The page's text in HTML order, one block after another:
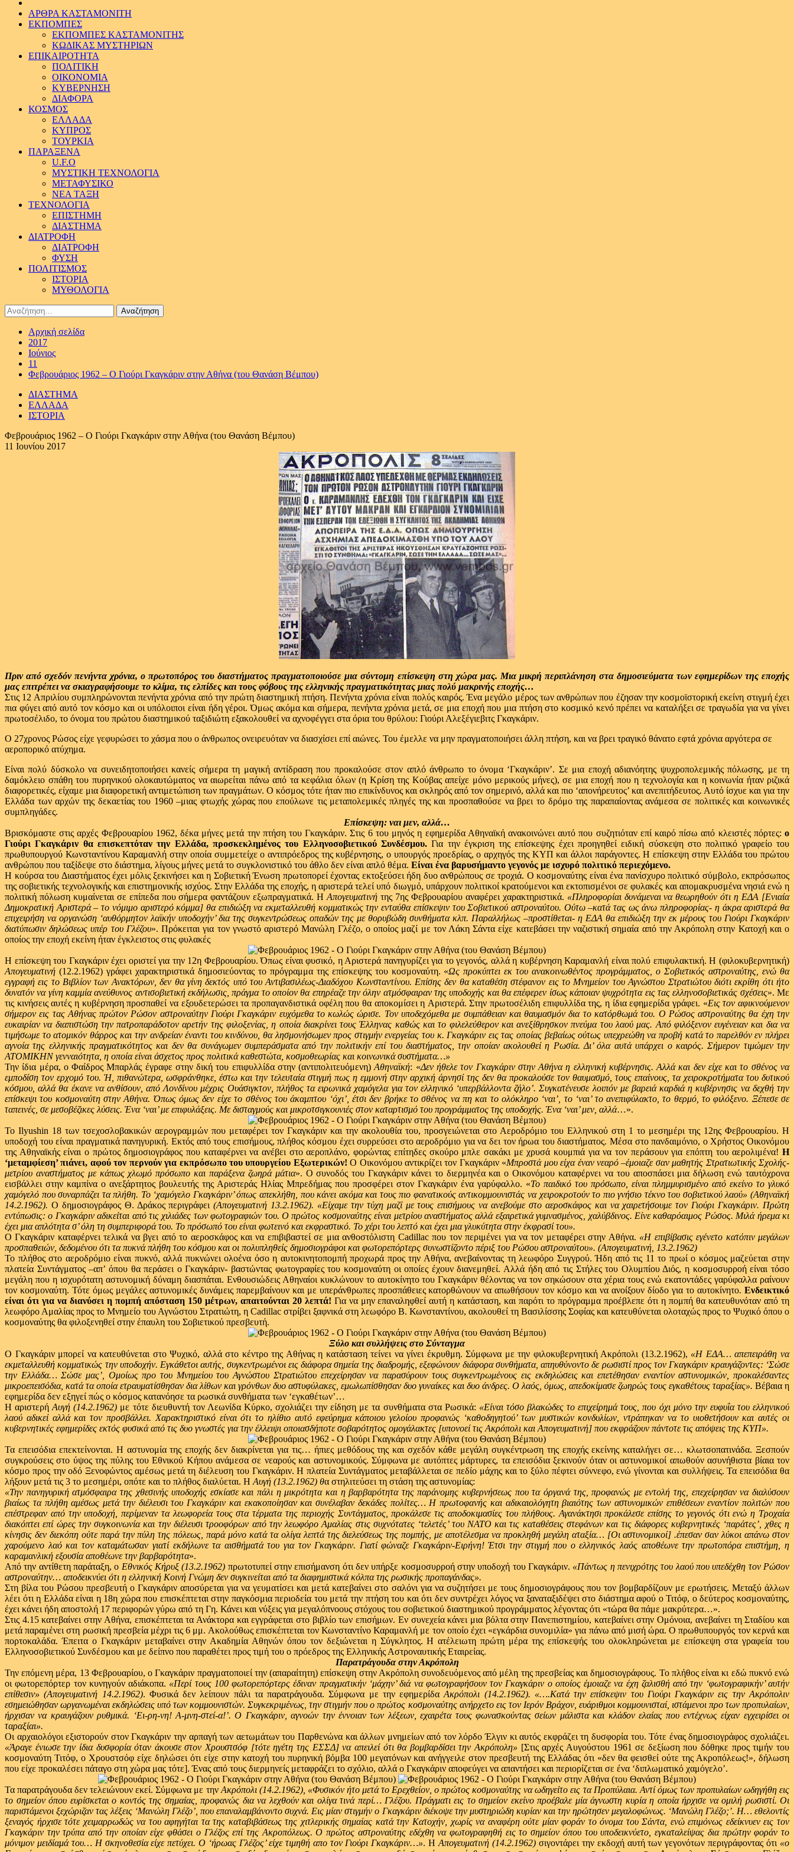
ΑΡΘΡΑ ΚΑΣΤΑΜΟΝΙΤΗ
ΕΚΠΟΜΠΕΣ
ΕΚΠΟΜΠΕΣ ΚΑΣΤΑΜΟΝΙΤΗΣ
ΚΩΔΙΚΑΣ ΜΥΣΤΗΡΙΩΝ
ΕΠΙΚΑΙΡΟΤΗΤΑ
ΠΟΛΙΤΙΚΗ
ΟΙΚΟΝΟΜΙΑ
ΚΥΒΕΡΝΗΣΗ
ΔΙΑΦΟΡΑ
ΚΟΣΜΟΣ
ΕΛΛΑΔΑ
ΚΥΠΡΟΣ
ΤΟΥΡΚΙΑ
ΠΑΡΑΞΕΝΑ
U.F.O
ΜΥΣΤΙΚΗ ΤΕΧΝΟΛΟΓΙΑ
ΜΕΤΑΦΥΣΙΚΟ
ΝΕΑ ΤΑΞΗ
ΤΕΧΝΟΛΟΓΙΑ
ΕΠΙΣΤΗΜΗ
ΔΙΑΣΤΗΜΑ
ΔΙΑΤΡΟΦΗ
ΔΙΑΤΡΟΦΗ
ΦΥΣΗ
ΠΟΛΙΤΙΣΜΟΣ
ΙΣΤΟΡΙΑ
ΜΥΘΟΛΟΓΙΑ
Αναζήτηση
για:
Αρχική σελίδα
2017
Ιούνιος
11
Φεβρουάριος 1962 – Ο Γιούρι Γκαγκάριν στην Αθήνα (του Θανάση Βέμπου)
ΔΙΑΣΤΗΜΑ
ΕΛΛΑΔΑ
ΙΣΤΟΡΙΑ
Φεβρουάριος 1962 – Ο Γιούρι Γκαγκάριν στην Αθήνα (του Θανάση Βέμπου)
11 Ιουνίου 2017
Πριν από σχεδόν πενήντα χρόνια, ο πρωτοπόρος του διαστήματος πραγματοποιούσε μια σύντομη επίσκεψη στη χώρα μας. Μια μικρή περιπλάνηση στα δημοσιεύματα των εφημερίδων της εποχής
μας επιτρέπει να σκιαγραφήσουμε το κλίμα, τις ελπίδες και τους φόβους της ελληνικής πραγματικότητας μιας πολύ μακρινής εποχής…
Στις 12 Απριλίου συμπληρώνονται πενήντα χρόνια από την πρώτη διαστημική πτήση. Πενήντα χρόνια είναι πολύς καιρός. Ένα μεγάλο μέρος των ανθρώπων που έζησαν την κοσμοϊστορική εκείνη στιγμή έχει
πια φύγει από αυτό τον κόσμο και οι υπόλοιποι είναι ήδη γέροι. Όμως ακόμα και σήμερα, πενήντα χρόνια μετά, σε μια εποχή που μια πτήση στο κοσμικό κενό πρέπει να καταλήξει σε τραγωδία για να γίνει
πρωτοσέλιδο, το όνομα του πρώτου διαστημικού ταξιδιώτη εξακολουθεί να αχνοφέγγει στα όρια του θρύλου: Γιούρι Αλεξέγιεβιτς Γκαγκάριν.
Ο 27χρονος Ρώσος είχε γεφυρώσει το χάσμα που ο άνθρωπος ονειρευόταν να διασχίσει επί αιώνες. Του έμελλε να μην πραγματοποιήσει άλλη πτήση, και να βρει τραγικό θάνατο εφτά χρόνια αργότερα σε
αεροπορικό ατύχημα.
Είναι πολύ δύσκολο να συνειδητοποιήσει κανείς σήμερα τη μαγική αντίδραση που προκαλούσε στον απλό άνθρωπο το όνομα ‘Γκαγκάριν’. Σε μια εποχή αδιανόητης ψυχροπολεμικής πόλωσης, με τη
δαμόκλειο σπάθη του πυρηνικού ολοκαυτώματος να αιωρείται πάνω από τα κεφάλια όλων (η Κρίση της Κούβας απείχε μόνο μερικούς μήνες), σε μια εποχή που η τεχνολογία και η κοινωνία ήταν ριζικά
διαφορετικές, είχαμε μια διαφορετική αντιμετώπιση των πραγμάτων. Ο κόσμος τότε ήταν πιο επικίνδυνος και σκληρός από τον σημερινό, αλλά και πιο ‘απονήρευτος’ και ανεπιτήδευτος. Αυτό ίσχυε και για την
Ελλάδα των αρχών της δεκαετίας του 1960 –μιας φτωχής χώρας που επούλωνε τις μεταπολεμικές πληγές της και προσπαθούσε να βρει το δρόμο της παραπαίοντας ανάμεσα σε πολιτικές και κοινωνικές
συμπληγάδες.
Επίσκεψη: ναι μεν, αλλά…
Βρισκόμαστε στις αρχές Φεβρουαρίου 1962, δέκα μήνες μετά την πτήση του Γκαγκάριν. Στις 6 του μηνός η εφημερίδα Αθηναϊκή ανακοινώνει αυτό που συζητιόταν επί καιρό πίσω από κλειστές πόρτες: ο
Γιούρι Γκαγκάριν θα επισκεπτόταν την Ελλάδα, προσκεκλημένος του Ελληνοσοβιετικού Συνδέσμου.Για την έγκριση της επίσκεψης έχει προηγηθεί ειδική σύσκεψη στο πολιτικό γραφείο του
πρωθυπουργού Κωνσταντίνου Καραμανλή στην οποία συμμετείχε ο αντιπρόεδρος της κυβέρνησης, ο υπουργός προεδρίας, ο αρχηγός της ΚΥΠ και άλλοι παράγοντες. Η επίσκεψη στην Ελλάδα του πρώτου
ανθρώπου που ταξίδεψε στο διάστημα, λίγους μήνες μετά το συγκλονιστικό του άθλο δεν είναι απλό θέμα. Είναι ένα βαρυσήμαντο γεγονός με ισχυρό πολιτικό περιεχόμενο.
Η κούρσα του Διαστήματος έχει μόλις ξεκινήσει και η Σοβιετική Ένωση πρωτοπορεί έχοντας εκτοξεύσει ήδη δυο ανθρώπους σε τροχιά. Ο κοσμοναύτης είναι ένα πανίσχυρο πολιτικό σύμβολο, εκπρόσωπος
της σοβιετικής τεχνολογικής και επιστημονικής ισχύος. Στην Ελλάδα της εποχής, η αριστερά τελεί υπό διωγμό, υπάρχουν πολιτικοί κρατούμενοι και εκτοπισμένοι σε φυλακές και απομακρυσμένα νησιά ενώ η
πολιτική πόλωση κυμαίνεται σε επίπεδα που σήμερα φαντάζουν εξωπραγματικά. ΗΑπογευματινήτης 7ης Φεβρουαρίου αναφέρει χαρακτηριστικά. «Πληροφορίαι δυνάμεναι να θεωρηθούν ότι η ΕΔΑ [Ενιαία
Δημοκρατική Αριστερά – το νόμιμο αριστερό κόμμα] θα επιδιώξη να εκμεταλλευθή κομματικώς την ενταύθα επίσκεψιν του Σοβιετικού αστροναύτου. Ούτω –κατά τας ως άνω πληροφορίας- η άκρα αριστερά θα
επιχειρήση να οργανώση ‘αυθόρμητον λαϊκήν υποδοχήν’ δια της συγκεντρώσεως οπαδών της με θορυβώδη συνθήματα κλπ. Παραλλήλως –προστίθεται- η ΕΔΑ θα επιδιώξη την εκ μέρους του Γιούρι Γκαγκάριν
διατύπωσιν δηλώσεως υπέρ του Γλέζου». Πρόκειται για τον γνωστό αριστερό Μανώλη Γλέζο, ο οποίος μαζί με τον Λάκη Σάντα είχε κατεβάσει την ναζιστική σημαία από την Ακρόπολη στην Κατοχή και ο
οποίος την εποχή εκείνη ήταν έγκλειστος στις φυλακές
Η επίσκεψη του Γκαγκάριν έχει οριστεί για την 12η Φεβρουαρίου. Όπως είναι φυσικό, η Αριστερά πανηγυρίζει για το γεγονός, αλλά η κυβέρνηση Καραμανλή είναι πολύ επιφυλακτική. Η (φιλοκυβερνητική)
Απογευματινή (12.2.1962) γράφει χαρακτηριστικά δημοσιεύοντας το πρόγραμμα της επίσκεψης του κοσμοναύτη. «Ως προκύπτει εκ του ανακοινωθέντος προγράμματος, ο Σοβιετικός αστροναύτης, ενώ θα
εγγραφή εις το Βιβλίον των Ανακτόρων, δεν θα γίνη δεκτός υπό του Αντιβασιλέως-Διαδόχου Κωνσταντίνου. Επίσης δεν θα καταθέση στέφανον εις το Μνημείον του Αγνώστου Στρατιώτου διότι εκρίθη ότι ήτο
δυνατόν να γίνη καμμία ανεύθυνος αντισοβιετική εκδήλωσις, πράγμα το οποίον θα επηρέαζε την όλην ατμόσφαιραν της υποδοχής και θα επέφερεν ίσως κάποιαν ψυχρότητα εις τας ελληνοσοβιετικάς σχέσεις». Με
τις κινήσεις αυτές η κυβέρνηση προσπαθεί να εξουδετερώσει τα προπαγανδιστικά οφέλη που θα αποκομίσει η Aριστερά. Στην πρωτοσέλιδη επιφυλλίδα της, η ίδια εφημερίδα γράφει. «Εις τον αφικνούμενον
σήμερον εις τας Αθήνας πρώτον Ρώσον αστροναύτην Γιούρι Γκαγκάριν ευχόμεθα το κωλώς ώρισε. Τον υποδεχόμεθα με συμπάθειαν και θαυμασμόν δια το κατόρθωμά του. Ο Ρώσος αστροναύτης θα έχη την
ευκαιρίαν να διαπιστώση την πατροπαράδοτον αρετήν της φιλοξενίας, η οποία διακρίνει τους Έλληνας καθώς και το φιλελεύθερον και ανεξίθρησκον πνεύμα του λαού μας. Από φιλόξενον ευγένειαν και δια να
τιμήσωμε το ατομικόν θάρρος και την ανδρείαν έναντι του κινδύνου, θα λησμονήσωμεν προς στιγμήν ενεργείας του κ. Γκαγκάριν εις τας οποίας βεβαίως ούτως υπεχρεώθη να προβή κατά το παρελθόν εν πλήρει
αγνοία της ελληνικής πραγματικότητος και δεν θα συνάγωμεν συμπεράσματα από την πολιτικήν επί του διαστήματος, την οποίαν ακολουθεί η Ρωσία. Δι’ όλα αυτά υπάρχει ο καιρός. Σήμερον τιμώμεν την
ΑΤΟΜΙΚΗΝ γενναιότητα, η οποία είναι άσχετος προς πολιτικά καθεστώτα, κοσμοθεωρίας και κοινωνικά συστήματα…»
Την ίδια μέρα, ο Φαίδρος Μπαρλάς έγραφε στην δική του επιφυλλίδα στην (αντιπολιτευόμενη)Αθηναϊκή: «Δεν ήθελε τον Γκαγκάριν στην Αθήνα η ελληνική κυβέρνησις. Αλλά και δεν είχε και το σθένος να
εμποδίση τον ερχομό του. Ή, πιθανώτερα, ωσφράνθηκε, έστω και την τελευταία στιγμή πως η εμμονή στην αρχική άρνησί της δεν θα προκαλούσε τον θαυμασμό, τους επαίνους, τα χειροκροτήματα του δυτικού
κόσμου, αλλά θα έκανε να ανθίσουν, από Λονδίνου μέχρις Ουάσιγκτον, πλήθος τα ειρωνικά χαμόγελα για τον ελληνικό ‘υπερβάλλοντα ζήλο’. Συγκατένευσε λοιπόν με βαρειά καρδιά η κυβέρνησις να δεχθή την
επίσκεψι του κοσμοναύτη στην Αθήνα. Όπως όμως δεν είχε το σθένος του άκαμπτου ‘όχι’, έτσι δεν βρήκε το σθένος να πη και το ολόκληρο ‘ναι’, το ‘ναι’ το ανεπιφύλακτο, το θερμό, το φιλόξενο. Ξέπεσε σε
ταπεινές, σε μεσοβέζικες λύσεις. Ένα ‘ναι’ με επιφυλάξεις. Με δισταγμούς και μικροτσιγκουνιές στον καταρτισμό του προγράμματος της υποδοχής. Ένα ‘ναι’ μεν, αλλά…».
Το Ilyushin 18 των τσεχοσλοβακικών αερογραμμών που μεταφέρει τον Γκαγκάριν και την ακολουθία του, προσγειώνεται στο Αεροδρόμιο του Ελληνικού στη 1 το μεσημέρι της 12ης Φεβρουαρίου. Η
υποδοχή του είναι πραγματικά πανηγυρική. Εκτός από τους επισήμους, πλήθος κόσμου έχει συρρεύσει στο αεροδρόμιο για να δει τον ήρωα του διαστήματος. Μέσα στο πανδαιμόνιο, ο Χρήστος Οικονόμου
της Αθηναϊκής είναι ο πρώτος δημοσιογράφος που καταφέρνει να ανέβει στο αεροπλάνο, φορώντας επίτηδες σκούρο μπλε σακάκι με χρυσά κουμπιά για να τον περάσουν για επόπτη του αερολιμένα! Η
‘μεταμφίεση’ πιάνει, αφού τον περνούν για εκπρόσωπο του υπουργείου Εξωτερικών! Ο Οικονόμου αντικρίζει τον Γκαγκάριν «Μπροστά μου είχα έναν νεαρό –έμοιαζε σαν μαθητής Στρατιωτικής Σχολής-
μετρίου αναστήματος με κάπως χλωμό πρόσωπο και παράξενα ζωηρά μάτια». Ο συνοδός του Γκαγκάριν κάνει το διερμηνέα και ο Οικονόμου καταφέρνει να του αποσπάσει μια δήλωση ενώ ταυτόχρονα
εισβάλλει στην καμπίνα ο ανεξάρτητος βουλευτής της Αριστεράς Ηλίας Μπρεδήμας που προσφέρει στον Γκαγκάριν ένα γαρύφαλλο. «Το παιδικό του πρόσωπο, είναι πλημμυρισμένο από εκείνο το γλυκό
χαμόγελό που συναρπάζει τα πλήθη. Το ‘χαμόγελο Γκαγκάριν’ όπως απεκλήθη, που κάνει ακόμα και τους πιο φανατικούς αντικομμουνιστάς να χειροκροτούν το πιο γνήσιο τέκνο του σοβιετικού λαού» (Αθηναϊκή
14.2.1962). Ο δημοσιογράφος Θ. Δράκος περιγράφει(Απογευματινή 13.2.1962). «Είχαμε την τύχη μαζί με τους επισήμους να ανεβούμε στο αεροσκάφος και να χαιρετήσουμε τον Γιούρι Γκαγκάριν. Πρώτη
εντύπωσις: ο Γκαγκάριν αδικείται από τις χιλιάδες των φωτογραφιών του. Ο πρώτος κοσμοναύτης είναι μετρίου αναστήματος αλλά εξαιρετικά γυμνασμένος, χαλύβδινος. Είνε καθαρόαιμος Ρώσος. Μιλά ήρεμα κι
έχει μια απλότητα σ’ όλη τη συμπεριφορά του. Το πρόσωπό του είναι φωτεινό και εκφραστικό. Το χέρι του λεπτό και έχει μια γλυκύτητα στην έκφρασί του».
Ο Γκαγκάριν καταφέρνει τελικά να βγει από το αεροσκάφος και να επιβιβαστεί σε μια ανθοστόλιστη Cadillac που τον περιμένει για να τον μεταφέρει στην Αθήνα. «Η επιβίβασις εγένετο κατόπιν μεγάλων
προσπαθειών, δεδομένου ότι τα πυκνά πλήθη του κόσμου και οι πολυπληθείς δημοσιογράφοι και φωτορεπόρτερς συνωστίζοντο πέριξ του Ρώσου αστροναύτου». (Απογευματινή, 13.2.1962)
Το πλήθος στο αεροδρόμιο είναι πυκνό, αλλά πυκνώνει ολοένα όσο η αυτοκινητοπομπή προχωρά προς την Αθήνα, ανεβαίνοντας τη λεωφόρο Συγγρού. Ήδη από τις 11 το πρωί ο κόσμος μαζεύεται στην
πλατεία Συντάγματος –απ’ όπου θα περάσει ο Γκαγκάριν- βαστώντας φωτογραφίες του κοσμοναύτη οι οποίες έχουν διανεμηθεί. Αλλά ήδη από τις Στήλες του Ολυμπίου Διός, η κοσμοσυρροή είναι τόσο
μεγάλη που η ισχυρότατη αστυνομική δύναμη διασπάται. Ενθουσιώδεις Αθηναίοι κυκλώνουν το αυτοκίνητο του Γκαγκάριν θέλοντας να τον σηκώσουν στα χέρια τους ενώ εκατοντάδες γαρύφαλλα ραίνουν
τον κοσμοναύτη. Τότε όμως μεγάλες αστυνομικές δυνάμεις παρεμβαίνουν και με υπεράνθρωπες προσπάθειες κατορθώνουν να απωθήσουν τον κόσμο και να ανοίξουν δίοδο για το αυτοκίνητο. Ενδεικτικό
είναι ότι για να διανύσει η πομπή απόσταση 150 μέτρων, απαιτούνται 20 λεπτά! Για να μην επαναληφθεί αυτή η κατάσταση, και παρότι το πρόγραμμα προέβλεπε ότι η πομπή θα κατευθυνόταν από τη
λεωφόρο Αμαλίας προς το Μνημείο του Αγνώστου Στρατιώτη, η Cadillac στρίβει ξαφνικά στη λεωφόρο Β. Κωνσταντίνου, ακολουθεί τη Βασιλίσσης Σοφίας και κατευθύνεται ολοταχώς προς το Ψυχικό όπου ο
κοσμοναύτης θα φιλοξενηθεί στην έπαυλη του Σοβιετικού πρεσβευτή.
Ξύλο και συλλήψεις στο Σύνταγμα
Ο Γκαγκάριν μπορεί να κατευθύνεται στο Ψυχικό, αλλά στο κέντρο της Αθήνας η κατάσταση τείνει να γίνει έκρυθμη. Σύμφωνα με την φιλοκυβερνητική Ακρόπολι (13.2.1962), «Η ΕΔΑ… απεπειράθη να
εκμεταλλευθή κομματικώς την υποδοχήν. Εγκάθετοι αυτής, συγκεντρωμένοι εις διάφορα σημεία της διαδρομής, εξεφώνουν διάφορα συνθήματα, απηυθύνοντο δε ρωσιστί προς τον Γκαγκάριν κραυγάζοντες: ‘Σώσε
την Ελλάδα… Σώσε μας’, Ομοίως προ του Μνημείου του Αγνώστου Στρατιώτου επεχείρησαν να παρασύρουν τους συγκεντρωμένους εις εκδηλώσεις και επετέθησαν εναντίον αστυνομικών, προκαλέσαντες
μικροεπεισόδια, κατά τα οποία ετραυματίσθησαν δια λίθων και γρόνθων δυο αστυφύλακες, εμωλωπίσθησαν δυο γυναίκες και δυο άνδρες. Ο λαός, όμως, απεδοκίμασε ζωηρώς τους εγκαθέτους ταραξίας». Βέβαια η
εφημερίδα δεν εξηγεί πώς ο κόσμος κατανόησε τα ρωσικά συνθήματα των ‘εγκαθέτων’…
Η αριστερήΑυγή (14.2.1962) με τότε διευθυντή τον Λεωνίδα Κύρκο, σχολιάζει την είδηση με τα συνθήματα στα Ρωσικά: «Είναι τόσο βλακώδες το επιχείρημά τους, που όχι μόνο την ευφυΐα του ελληνικού
λαού αδικεί αλλά και τον προσβάλλει. Χαρακτηριστικό είναι ότι το ηλίθιο αυτό εφεύρημα κάποιου γελοίου προφανώς ‘καθοδηγητού’ των μυστικών κονδυλίων, ντράπηκαν να το υιοθετήσουν και αυτές οι
κυβερνητικές εφημερίδες εκτός φυσικά από τις δυο γνωστές για την έλλειψι οποιασδήποτε σοβαρότητος ομογάλακτες [υπονοεί τις Ακρόπολι και Απογευματινή] που εκφράζουν πάντοτε τις απόψεις της ΚΥΠ».
Τα επεισόδια επεκτείνονται. Η αστυνομία της εποχής δεν διακρίνεται για τις… ήπιες μεθόδους της και σχεδόν κάθε μεγάλη συγκέντρωση της εποχής εκείνης καταλήγει σε… κλωτσοπατινάδα. Ξεσπούν
συγκρούσεις στο ύψος της πύλης του Εθνικού Κήπου ανάμεσα σε νεαρούς και αστυνομικούς. Σύμφωνα με αυτόπτες μάρτυρες, τα επεισόδια ξεκινούν όταν οι αστυνομικοί απωθούν ασυνήθιστα βίαια τον
κόσμο προς την οδό Ξενοφώντος αμέσως μετά τη διέλευση του Γκαγκάριν. Η πλατεία Συντάγματος μεταβάλλεται σε πεδίο μάχης και το ξύλο πέφτει σύννεφο, ενώ γίνονται και συλλήψεις. Τα επεισόδια θα
λήξουν μετά τις 3 το μεσημέρι, οπότε και το πλήθος διαλύεται. Η Αυγή (13.2.1962) θα στηλιτεύσει τη στάση της αστυνομίας:
«Την πανηγυρική ατμόσφαιρα της χθεσινής υποδοχής εσκίασε και πάλι η μικρότητα και η βαρβαρότητα της παράνομης κυβερνήσεως που τα όργανά της, προφανώς με εντολή της, επεχείρησαν να διαλύσουν
βιαίως τα πλήθη αμέσως μετά την διέλευσι του Γκαγκάριν και εκακοποίησαν και συνέλαβαν δεκάδες πολίτες… Η πρωτοφανής και αδικαιολόγητη βιαιότης των αστυνομικών επιθέσεων εναντίον πολιτών που
επέστρεφαν από την υποδοχή, περίμεναν τα λεωφορεία τους στα τέρματα της περιοχής Συντάγματος, προκάλεσε τις αποδοκιμασίες του πλήθους. Αγανάκτησι προκάλεσε επίσης το γεγονός ότι ενώ η Τροχαία
διακόπτει επί ώρες την συγκοινωνία και την διέλευσι τροοφόρων από την λεωφόρο Αμαλίας στις συχνότατες ‘τελετές’ του ΝΑΤΟ και τις καταθέσεις στεφάνων και τις διάφορες κυβερνητικές ‘παράτες’, χθες η
κίνησις δεν διεκόπη ούτε παρά την πύλη της πόλεως, παρά μόνο κατά τα ολίγα λεπτά της διελεύσεως της πομπής, με αποτέλεσμα να προκληθή μεγάλη αταξία… [Οι αστυνομικοί] .έπεσαν σαν λύκοι απάνω στον
χαρούμενο λαό και τον καταμάτωσαν γιατί εκδήλωνε τα αισθήματά του για τον Γκαγκάριν. Γιατί φώναζε Γκαγκάριν-Ειρήνη! Έτσι την στιγμή που ο ελληνικός λαός αποθέωνε την πρωτοπόρα επιστήμη, η
καραμανλική εξουσία αποθέωνε την βαρβαρότητα».
Από την αντίθετη παράταξη, ο Εθνικός Κήρυξ (13.2.1962) πρωτοτυπεί στην επισήμανση ότι δεν υπήρξε κοσμοσυρροή στην υποδοχή του Γκαγκάριν. «Πάντως η πενιχρότης του λαού που υπεδέχθη τον Ρώσον
αστροναύτην… αποδεικνύει ότι η ελληνική Κοινή Γνώμη δεν συγκινείται από τα διαφημιστικά κόλπα της ρωσικής προπαγάνδας».
Στη βίλα του Ρώσου πρεσβευτή ο Γκαγκάριν αποσύρεται για να γευματίσει και μετά κατεβαίνει στο σαλόνι για να συζητήσει με τους δημοσιογράφους που τον βομβαρδίζουν με ερωτήσεις. Μεταξύ άλλων
λέει ότι η Ελλάδα είναι η 18η χώρα που επισκέπτεται στην παγκόσμια περιοδεία του μετά την πτήση του και ότι δεν συντρέχει λόγος να ξαναταξιδέψει στο διάστημα αφού ο Τιτόφ, ο δεύτερος κοσμοναύτης,
έχει κάνει ήδη αποστολή 17 περιφορών γύρω από τη Γη. Κάνει και νύξεις για μεγαλόπνοους στόχους του σοβιετικού διαστημικού προγράμματος λέγοντας ότι «τώρα θα πάμε μακρύτερα…».
Στις 4.15 κατεβαίνει στην Αθήνα, επισκέπτεται τα Ανάκτορα και εγγράφεται στο βιβλίο των επισήμων. Εν συνεχεία κάνει μια βόλτα στην Πανεπιστημίου, κατεβαίνει στην Ομόνοια, ανεβαίνει τη Σταδίου και
μετά παραμένει στη ρωσική πρεσβεία μέχρι τις 6 μμ. Ακολούθως επισκέπτεται τον Κωνσταντίνο Καραμανλή με τον οποίο έχει «εγκάρδια συνομιλία» για πάνω από μισή ώρα. Ο πρωθυπουργός τον κερνά και
πορτοκαλάδα. Έπειτα ο Γκαγκάριν μεταβαίνει στην Ακαδημία Αθηνών όπου τον δεξιώνεται η Σύγκλητος. Η ατέλειωτη πρώτη μέρα της επίσκεψής του ολοκληρώνεται με επίσκεψη στα γραφεία του
Ελληνοσοβιετικού Συνδέσμου και με δείπνο που παραθέτει προς τιμή του ο πρόεδρος της Ελληνικής Αστροναυτικής Εταιρείας.
Παρατράγουδα στην Ακρόπολη
Την επόμενη μέρα, 13 Φεβρουαρίου, ο Γκαγκάριν πραγματοποιεί την (απαραίτητη) επίσκεψη στην Ακρόπολη συνοδευόμενος από μέλη της πρεσβείας και δημοσιογράφους. Το πλήθος είναι κι εδώ πυκνό ενώ
οι φωτορεπόρτερ τον κυνηγούν αδιάκοπα. «Περί τους 100 φωτορεπόρτερς έδιναν πραγματικήν ‘μάχην’ διά να φωτογραφήσουν τον Γκαγκάριν ο οποίος έμοιαζε να έχη ζαλισθή από την ‘φωτογραφικήν’ αυτήν
επίθεσιν» (Απογευματινή 14.2.1962). Φυσικά δεν λείπουν πάλι τα παρατράγουδα. Σύμφωνα με την εφημερίδαΑκρόπολι (14.2.1962). «….Κατά την επίσκεψιν του Γιούρι Γκαγκάριν εις την Ακρόπολιν
εσημειώθησαν ωργανωμέναι εκδηλώσεις υπό των κομμουνιστών. Συγκεκριμένως, την στιγμήν που ο πρώτος κοσμοναύτης ανήρχετο εις τον Ιερόν Βράχον, ευάριθμοι κομμουνισταί, ιστάμενοι προ των προπυλαίων,
ήρχισαν να κραυγάζουν ρυθμικά. ‘Ει-ρη-νη! Α-μνη-στεί-α!’. Ο Γκαγκάριν, αγνοών την έννοιαν των λέξεων, εχαιρέτα τους φωνασκούντας σείων μάλιστα και κλάδον ελαίας που εντέχνως είχαν εγχειρίσει οι
ταραξίαι».
Οι αρχαιολόγοι εξιστορούν στον Γκαγκάριν την αρπαγή των αετωμάτων του Παρθενώνα και άλλων μνημείων από τον λόρδο Έλγιν κι αυτός εκφράζει τη δυσφορία του. Τότε ένας δημοσιογράφος σχολιάζει.
«Άραγε ένιωσε την ίδια δυσφορία όταν άκουσε στον Χρουστσόφ [τότε ηγέτη της ΕΣΣΔ] να απειλεί ότι θα βομβαρδίσει την Ακρόπολη» [Στις αρχές Αυγούστου 1961 σε δεξίωση που δόθηκε προς τιμήν του
κοσμοναύτη Τιτόφ, ο Χρουστσόφ είχε δηλώσει ότι είχε στην κατοχή του πυρηνική βόμβα 100 μεγατόνων και ανήγγειλε στον πρεσβευτή της Ελλάδας ότι «δεν θα φεισθεί ούτε της Ακροπόλεως!», δήλωση
που είχε προκαλέσει πάταγο στη χώρα μας τότε]. Ένας από τους διερμηνείς μεταφράζει το σχόλιο, αλλά ο Γκαγκάριν αποφεύγει να απαντήσει και περιορίζεται σε ένα ‘διπλωματικό χαμόγελο’.
Τα παρατράγουδα δεν τελειώνουν εκεί. Σύμφωνα με την Ακρόπολι (14.2.1962), «Φυσικόν ήτο μετά το Ερεχθείον, ο πρώτος κοσμοναύτης να ωδηγείτο εις τα Προπύλαια. Αντί όμως των προπυλαίων ωδηγήθη εις
το σημείον όπου ευρίσκεται ο κοντός της σημαίας, προφανώς δια να λεχθούν και ολίγα τινά περί… Γλέζου. Πράγματι εις το σημείον εκείνο προέβαλε μία άγνωστη κυρία η οποία ήρχισε να ομιλή ρωσιστί. Οι
παριστάμενοι ξεχώριζαν τας λέξεις ‘Μανώλη Γλέζο’, που επαναλαμβάνοντο συχνά. Εις μίαν στιγμήν ο Γκαγκάριν διέκοψε την μυστηριώδη κυρίαν και την ηρώτησεν μεγαλοφώνως. ‘Μανώλη Γλέζο;’. Η… εθελοντίς
ξεναγός ήρχισε τότε χειμαρρωδώς να του αφηγήται τα της καταβιβάσεως της χιτλερικής σημαίας κατά την Κατοχήν, χωρίς να αναφέρη ούτε μίαν φοράν το όνομα του Σάντα, ενώ επιμόνως εδείκνυεν εις τον
Γκαγκάριν την τρύπα από την οποίαν είχε φθάσει ο Γλέζος επί της Ακροπόλεως. Ο πρώτος αστροναύτης εδέχθη να φωτογραφηθή εις το σημείον όπου του υποδεικνύετο, εγκαταλείψας δια πρώτην φοράν το
μόνιμον μειδίαμά του… Η σκηνοθεσία είχε πετύχει. Ο ‘ήρωας Γλέζος’ είχε τιμηθή απο τον Γιούρι Γκαγκάριν…». ΗΑπογευματινή (14.2.1962) σιγοντάρει την εκδοχή αυτή των γεγονότων περιγράφοντας ότι «ο